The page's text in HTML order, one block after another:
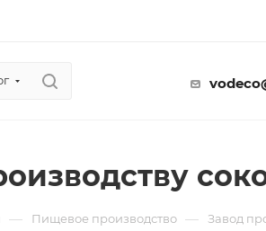
— Пищевое производство — Завод